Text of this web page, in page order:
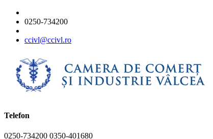
0250-734200
ccivl@ccivl.ro
Telefon
0250-734200 0350-401680